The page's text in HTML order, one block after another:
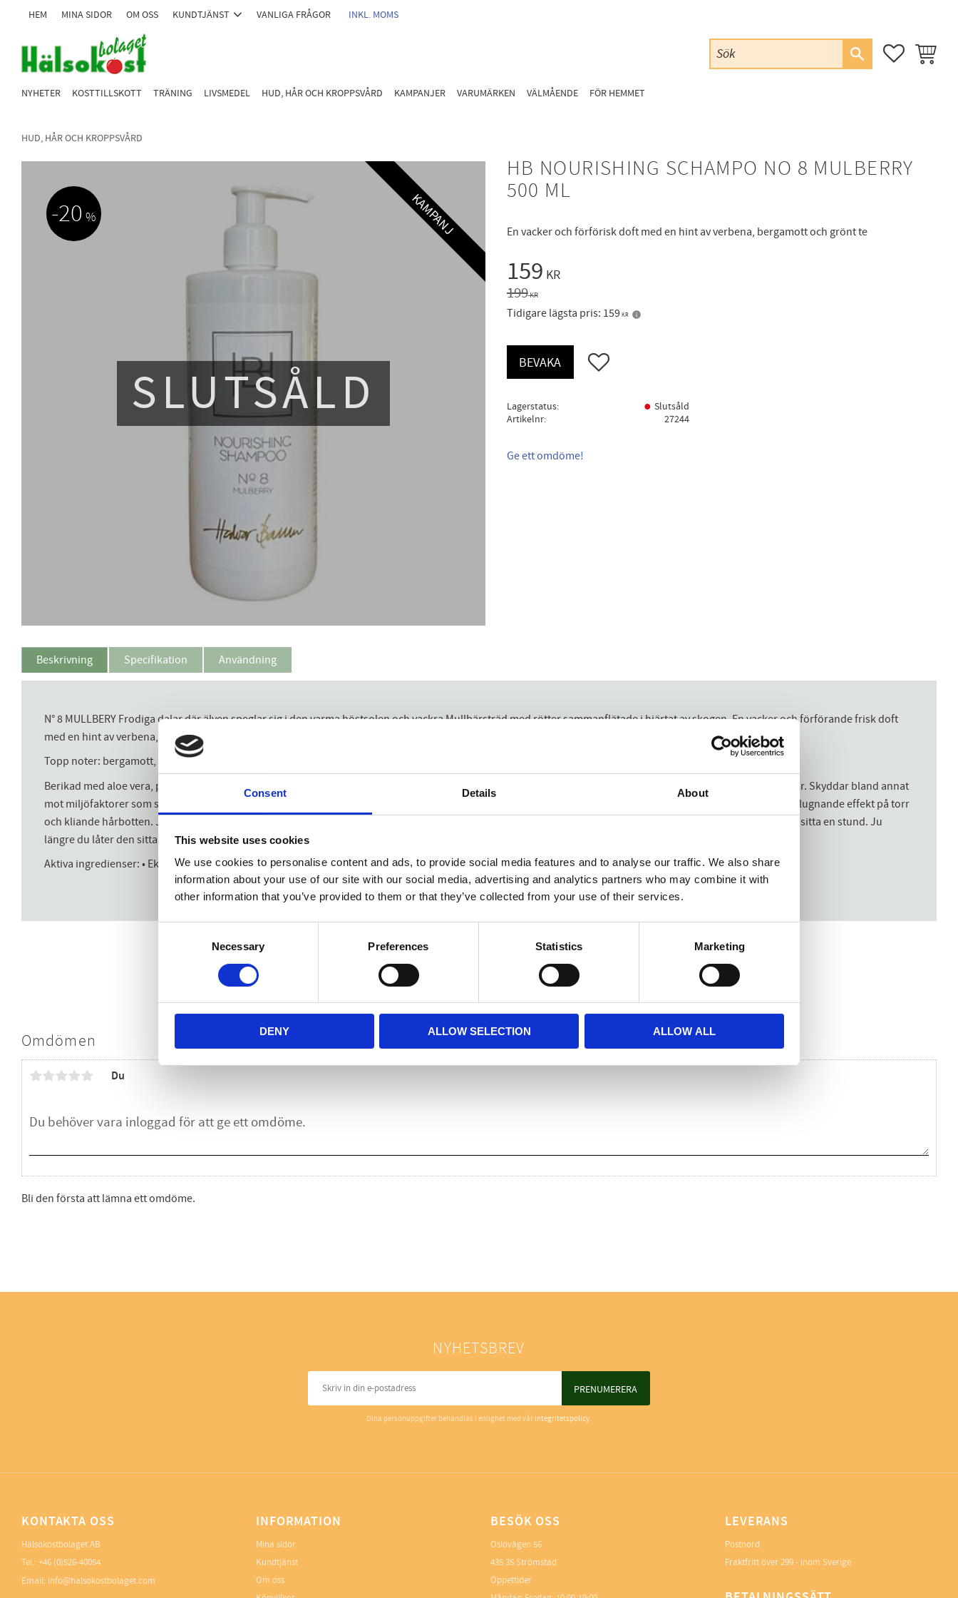
Consent Details About
This website uses cookies
We use cookies to personalise content and ads, to provide social media features and to analyse our traffic. We also share
information about your use of our site with our social media, advertising and analytics partners who may combine it with
other information that you’ve provided to them or that they’ve collected from your use of their services.
Necessary Preferences Statistics Marketing
DENY ALLOW SELECTION ALLOW ALL
HEM MINA SIDOR OM OSS KUNDTJÄNST VANLIGA FRÅGOR INKL. MOMS
FAVORITER
NYHETER KOSTTILLSKOTT TRÄNING LIVSMEDEL HUD, HÅR OCH KROPPSVÅRD KAMPANJER VARUMÄRKEN VÄLMÅENDE FÖR HEMMET
HUD, HÅR OCH KROPPSVÅRD
HB NOURISHING SCHAMPO NO 8 MULBERRY
500 ML
En vacker och förförisk doft med en hint av verbena, bergamott och grönt te
SLUTSÅLD
20 % KAMPANJ
Nedsatt pris:
159 KR
Ordinarie pris:
199KR
Tidigare lägsta pris: 159KR
Lägg till i favoriter
BEVAKA
Lagerstatus
Slutsåld
Artikelnr
27244
Ge ett omdöme!
Beskrivning Specifikation Användning
N° 8 MULLBERY Frodiga dalar där älven speglar sig i den varma höstsolen och vackra Mullbärsträd med rötter sammanflätade i hjärtat av skogen. En vacker och förförande frisk doft
med en hint av verbena, bergamott och grönt te, på en bädd av vertiver, mysk och milda kryddtoner..
Topp noter: bergamott, citron och verbena Hjärt noter: jasmin, ros, hyacint, iris och grönt te Bas noter: vetiver, vit mysk och cederträ
Berikad med aloe vera, panthenol, risproteiner och sheasmör som ger näring åt håret från rot till toppar. Lämplig för alla hårtyper, inklusive torrt och skadat hår. Skyddar bland annat
mot miljöfaktorer som salt, klor och sol. Ger håret en djup återfuktning, och hjälper mot kluvna toppar och torrt hår, så att håret blir glansigt och mjukt. Har en lugnande effekt på torr
och kliande hårbotten. Justera mängden du behöver baserat på längden på ditt hår. Applicera balsamet jämnt fördelat i håret. rakt från rot till topp, och låt det sitta en stund. Ju
längre du låter den sitta desto mer fukt och näring får håret.
Aktiva ingredienser: • Ekologisk aloe vera juice • Risproteiner • Ekologiskt sheasmör • Pantenol • Organisk solrosfröolja
LinkedInPinterest
Omdömen
Du
Bli den första att lämna ett omdöme.
NYHETSBREV
PRENUMERERA
Dina personuppgifter behandlas i enlighet med vår integritetspolicy.
KONTAKTA OSS
Hälsokostbolaget AB
Tel.: +46 (0)526-40054
Email: info@halsokostbolaget.com
INFORMATION
Mina sidor
Kundtjänst
Om oss
BESÖK OSS
Oslovägen 56
435 35 Strömstad
Öppettider
LEVERANS
Postnord
Fraktfritt över 299.- inom Sverige